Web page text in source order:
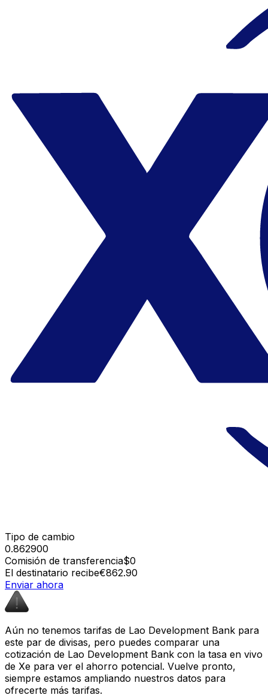
Tipo de cambio
0.862900
Comisión de transferencia$0
El destinatario recibe€862.90
Enviar ahora
Aún no tenemos tarifas de Lao Development Bank para
este par de divisas, pero puedes comparar una
cotización de Lao Development Bank con la tasa en vivo
de Xe para ver el ahorro potencial. Vuelve pronto,
siempre estamos ampliando nuestros datos para
ofrecerte más tarifas.